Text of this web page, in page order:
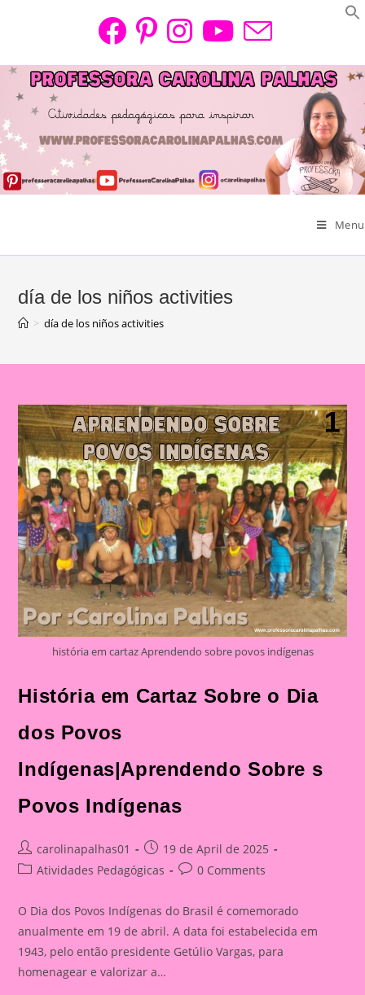
Menu
día de los niños activities
> día de los niños activities
história em cartaz Aprendendo sobre povos indígenas
História em Cartaz Sobre o Dia
dos Povos
Indígenas|Aprendendo Sobre s
Povos Indígenas
Post
author:
carolinapalhas01
Post
published:
19 de April de 2025
PostAtividades Pedagógicas
Post0 Comments
O Dia dos Povos Indígenas do Brasil é comemorado
anualmente em 19 de abril. A data foi estabelecida em
1943, pelo então presidente Getúlio Vargas, para
homenagear e valorizar a…